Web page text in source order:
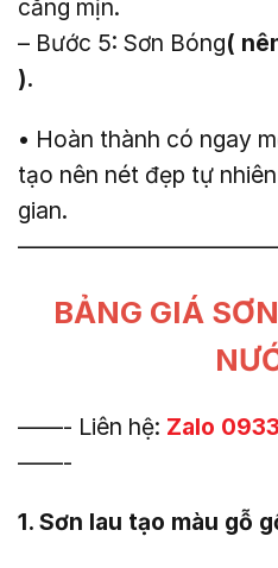
căng mịn.
– Bước 5: Sơn Bóng(
).
• Hoàn thành có ngay
tạo nên nét đẹp tự
gian.
BẢNG GIÁ
——- Liên hệ: Zalo
——-
1. Sơn lau tạo màu gỗ